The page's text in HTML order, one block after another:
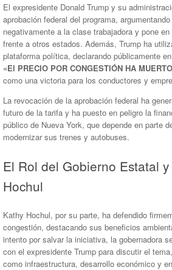
El expresidente Donald Trump y su
aprobación federal del programa,
negativamente a la clase trabajadora y pone
frente a otros estados. Además, Trump ha
plataforma política, declarando públicamente
«El PRECIO POR CONGESTIÓN HA
como una victoria para los conductores y
La revocación de la aprobación federal ha
futuro de la tarifa y ha puesto en peligro la
público de Nueva York, que depende en parte
modernizar sus trenes y autobuses.
El Rol del Gobierno Estatal
Hochul
Kathy Hochul, por su parte, ha defendido
congestión, destacando sus beneficios
intento por salvar la iniciativa, la gobernadora
con el expresidente Trump para discutir el
como infraestructura, desarrollo económico y